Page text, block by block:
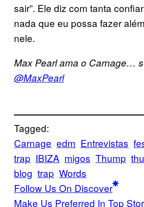
sair”. Ele diz com tanta
nada que eu possa fazer
nele.
Max Pearl ama o Carnage…
@MaxPearl
Tagged:
Carnage edm Entrevistas
trap IBIZA migos Thump
blog trap Words
Follow Us On Discover
Make Us Preferred In Top